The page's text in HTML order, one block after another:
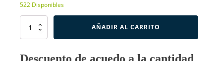
522 Disponibles
Resistencia
AÑADIR AL CARRITO